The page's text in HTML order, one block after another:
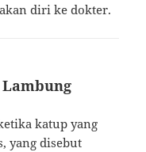
diri ke dokter.
Lambung
katup yang
yang disebut